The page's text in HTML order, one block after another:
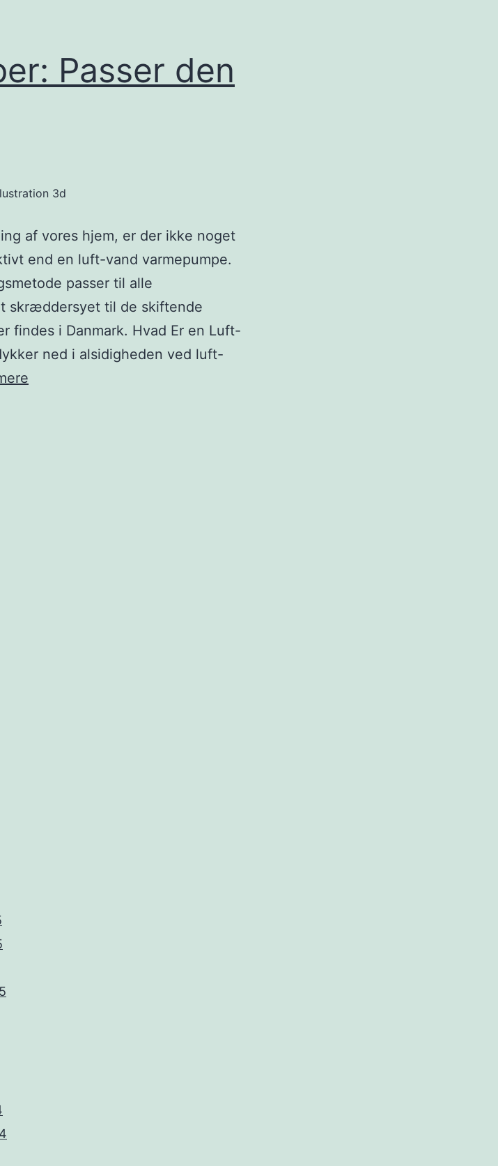
Passer den
3d
af vores hjem, er der ikke noget
end en luft-vand varmepumpe.
passer til alle
skræddersyet til de skiftende
findes i Danmark. Hvad Er en Luft-
ned i alsidigheden ved luft-